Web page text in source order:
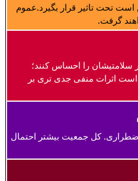
تحت تاثیر قرار بگیرد.عموم
گرفت.
را احساس کنند؛
اثرات منفی جدی تری بر
کل جمعیت بیشتر احتمال